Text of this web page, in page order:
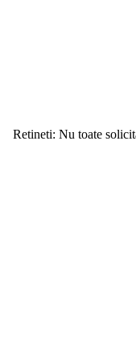
Retineti: Nu toate